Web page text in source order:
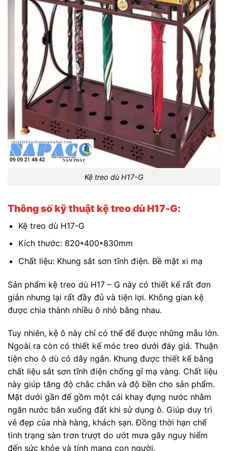
Kệ treo dù H17-G
Thông số kỹ thuật kệ treo dù H17-G:
Kệ treo dù H17-G
Kích thước: 820*400*830mm
Chất liệu: Khung sắt sơn tĩnh điện. Bề mặt xi mạ
Sản phẩm kệ treo dù H17 – G này có thiết kế rất đơn
giản nhưng lại rất đầy đủ và tiện lợi. Không gian kệ
được chia thành nhiều ô nhỏ bằng nhau.
Tuy nhiên, kệ ô này chỉ có thể để được những mẫu lớn.
Ngoài ra còn có thiết kế móc treo dưới đáy giá. Thuận
tiện cho ô dù có dây ngắn. Khung được thiết kế bằng
chất liệu sắt sơn tĩnh điện chống gỉ mạ vàng. Chất liệu
này giúp tăng độ chắc chắn và độ bền cho sản phẩm.
Mặt dưới gần đế gồm một cái khay đựng nước nhằm
ngăn nước bắn xuống đất khi sử dụng ô. Giúp duy trì
vẻ đẹp của nhà hàng, khách sạn. Đồng thời hạn chế
tình trạng sàn trơn trượt do ướt mưa gây nguy hiểm
đến sức khỏe và tính mạng con người.